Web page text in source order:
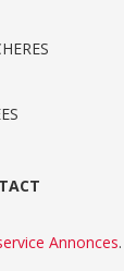
Annonces.